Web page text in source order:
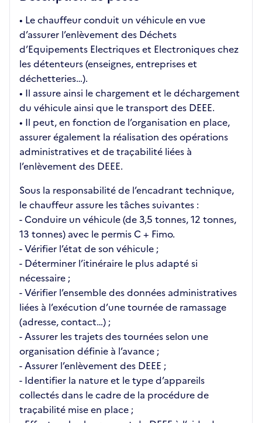
• Le chauffeur conduit un véhicule en vue
d’assurer l’enlèvement des Déchets
d’Equipements Electriques et Electroniques chez
les détenteurs (enseignes, entreprises et
déchetteries…).
• Il assure ainsi le chargement et le déchargement
du véhicule ainsi que le transport des DEEE.
• Il peut, en fonction de l’organisation en place,
assurer également la réalisation des opérations
administratives et de traçabilité liées à
l’enlèvement des DEEE.
Sous la responsabilité de l’encadrant technique,
le chauffeur assure les tâches suivantes :
- Conduire un véhicule (de 3,5 tonnes, 12 tonnes,
13 tonnes) avec le permis C + Fimo.
- Vérifier l’état de son véhicule ;
- Déterminer l’itinéraire le plus adapté si
nécessaire ;
- Vérifier l’ensemble des données administratives
liées à l’exécution d’une tournée de ramassage
(adresse, contact…) ;
- Assurer les trajets des tournées selon une
organisation définie à l’avance ;
- Assurer l’enlèvement des DEEE ;
- Identifier la nature et le type d’appareils
collectés dans le cadre de la procédure de
traçabilité mise en place ;